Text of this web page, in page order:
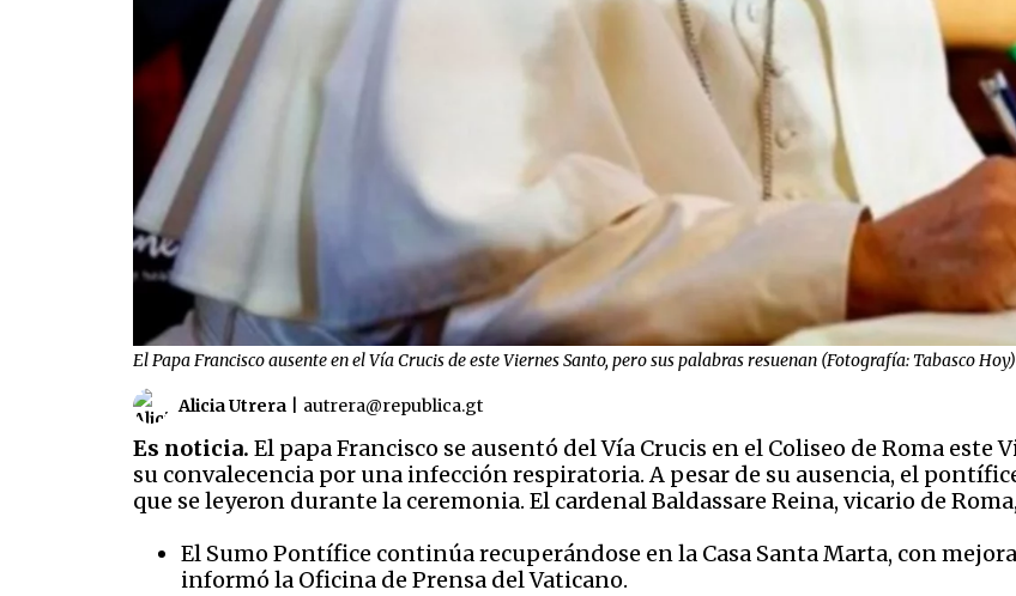
El Papa Francisco ausente en el Vía Crucis de este Viernes Santo, pero sus palabras resuenan (Fotografía: Tabasco Hoy)
Alicia Utrera autrera@republica.gt
Es noticia. El papa Francisco se ausentó del Vía Crucis en el Coliseo de Roma este
su convalecencia por una infección respiratoria. A pesar de su ausencia, el
que se leyeron durante la ceremonia. El cardenal Baldassare Reina, vicario de
El Sumo Pontífice continúa recuperándose en la Casa Santa Marta, con
informó la Oficina de Prensa del Vaticano. ​